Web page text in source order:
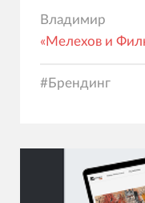
Владимир
«Мелехов и
#Брендинг